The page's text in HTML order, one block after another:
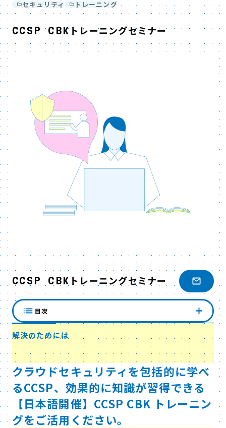
セキュリティ トレーニング
CCSP CBKトレーニングセミナー
CCSP CBKトレーニングセミナー
解決のためには
クラウドセキュリティを包括的に学べ
るCCSP、効果的に知識が習得できる
【日本語開催】CCSP CBK トレーニン
グをご活用ください。
目次